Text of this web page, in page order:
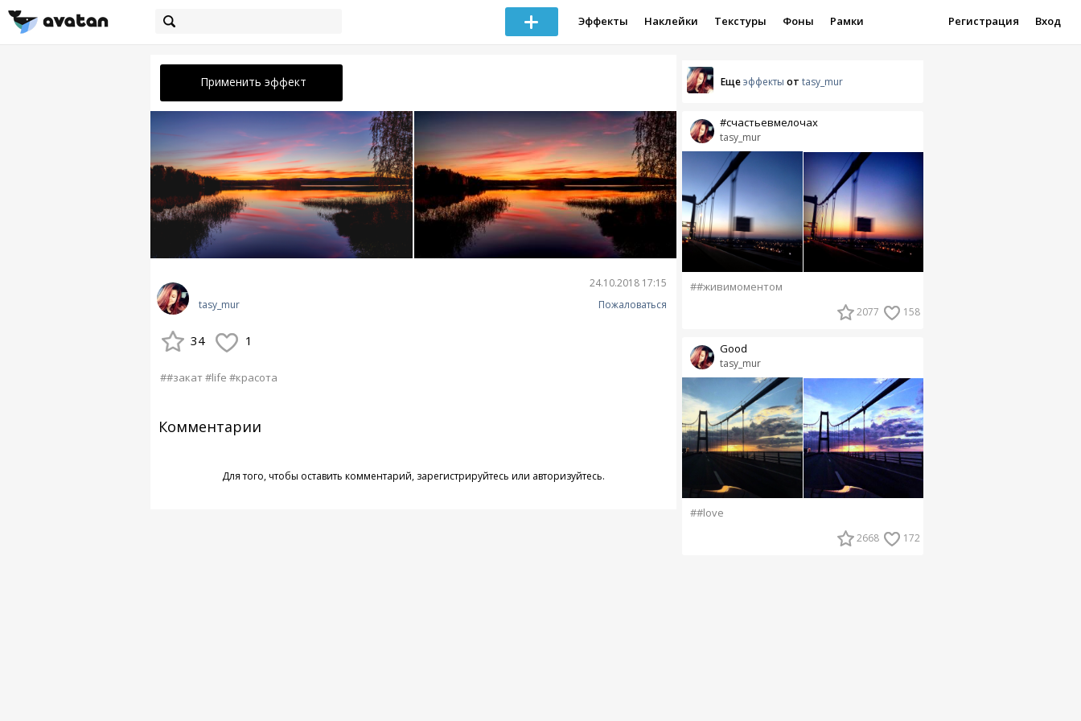
Эффекты Наклейки Текстуры Фоны Рамки Регистрация Вход
Применить эффект
tasy_mur
24.10.2018 17:15
Пожаловаться
34 1
##закат #life #красота
Комментарии
Для того, чтобы оставить комментарий, зарегистрируйтесь или авторизуйтесь.
Ещеэффекты от tasy_mur
tasy_mur
#счастьевмелочах
##живимоментом
2077 158
tasy_mur
Good
##love
2668 172